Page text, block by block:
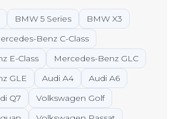
BMW 5 Series
BMW X3
Benz C-Class
E-Class
Mercedes-Benz GLC
GLE
Audi A4
Audi A6
Q7
Volkswagen Golf